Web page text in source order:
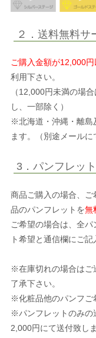
２．送料無料サ
ご購入金額が12,000円
利用下さい。
（12,000円未満の場合
し、一部除く）
※北海道・沖縄・離島
ます。（別途メールに
3．パンフレッ
商品ご購入の場合、
品のパンフレットを無
ご希望の場合は、全
ト希望と通信欄にご記
※在庫切れの場合はご
了承下さい。
※化粧品他のパンフご
※パンフレットのみの
2,000円にて送付致し